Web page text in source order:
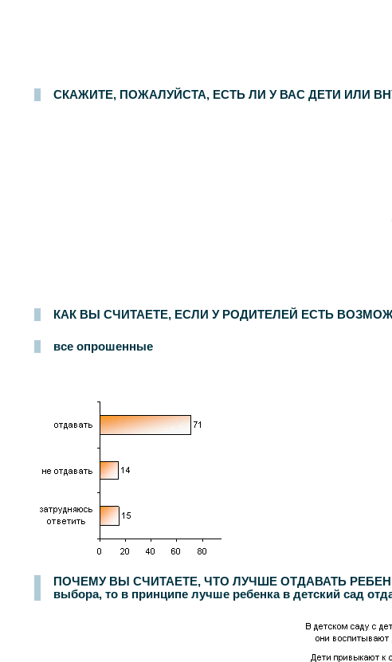
СКАЖИТЕ, ПОЖАЛУЙСТА, ЕСТЬ ЛИ У ВАС ДЕТИ ИЛИ
КАК ВЫ СЧИТАЕТЕ, ЕСЛИ У РОДИТЕЛЕЙ ЕСТЬ
все опрошенные
ПОЧЕМУ ВЫ СЧИТАЕТЕ, ЧТО ЛУЧШЕ ОТДАВАТЬ РЕБЕНКА
выбора, то в принципе лучше ребенка в детский сад